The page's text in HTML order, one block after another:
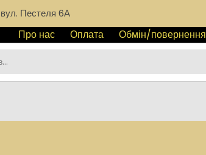
Пестеля 6А
Про нас Оплата Обмін/повернення